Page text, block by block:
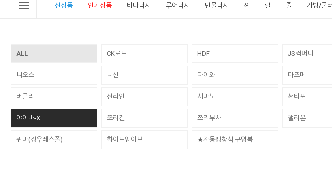
신상품 인기상품 바다낚시 루어낚시 민물낚시 찌 릴 줄 가방/쿨러
ALL CK로드 HDF JS컴퍼니
니오스 니신 다이와 마즈메
버클리 선라인 시마노 써티포
야이바-X 쯔리겐 쯔리무사 챌리온
퀴마(정우레스폴) 화이트웨이브 ★자동팽창식 구명복